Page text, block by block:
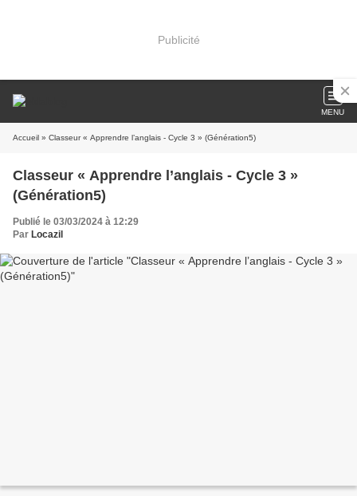
Publicité
MENU
Accueil » Classeur « Apprendre l’anglais - Cycle 3 » (Génération5)
Classeur « Apprendre l’anglais - Cycle 3 »
(Génération5)
Publié le 03/03/2024 à 12:29
Par Locazil